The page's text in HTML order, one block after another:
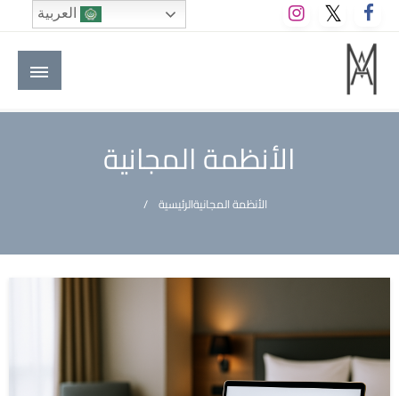
التخطي
إلى
المحتوى
M A hotels | إم ايه هوتيلز
الموقع الأول للعاملين في الفنادق في العالم العربي
الأنظمة المجانية
الرئيسيةالأنظمة المجانية
العربية